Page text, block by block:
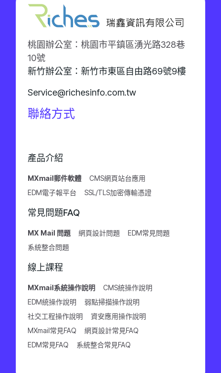
桃園辦公室：桃園市平鎮區湧光路328巷
10號
新竹辦公室：新竹市東區自由路69號9樓
Service@richesinfo.com.tw
聯絡方式
產品介紹
MXmail郵件軟體
CMS網頁站台應用
EDM電子報平台
SSL/TLS加密傳輸憑證
常見問題FAQ
MX Mail 問題 網頁設計問題
EDM常見問題
系統整合問題
線上課程
MXmail系統操作說明
CMS統操作說明
EDM統操作說明
弱點掃描操作說明
社交工程操作說明
資安應用操作說明
MXmail常見FAQ
網頁設計常見FAQ
EDM常見FAQ
系統整合常見FAQ